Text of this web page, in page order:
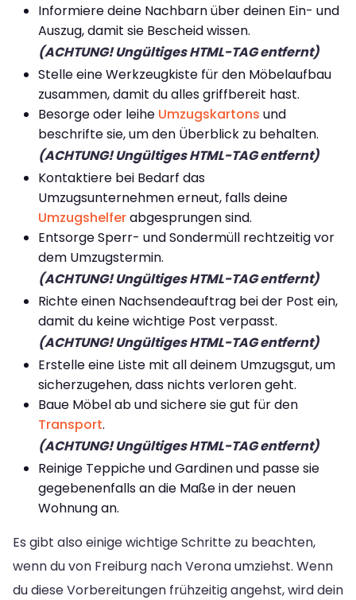
Informiere deine Nachbarn über deinen Ein- und
Auszug, damit sie Bescheid wissen.
(ACHTUNG! Ungültiges HTML-TAG entfernt)
Stelle eine Werkzeugkiste für den Möbelaufbau
zusammen, damit du alles griffbereit hast.
Besorge oder leihe Umzugskartons und
beschrifte sie, um den Überblick zu behalten.
(ACHTUNG! Ungültiges HTML-TAG entfernt)
Kontaktiere bei Bedarf das
Umzugsunternehmen erneut, falls deine
Umzugshelferabgesprungen sind.
Entsorge Sperr- und Sondermüll rechtzeitig vor
dem Umzugstermin.
(ACHTUNG! Ungültiges HTML-TAG entfernt)
Richte einen Nachsendeauftrag bei der Post ein,
damit du keine wichtige Post verpasst.
(ACHTUNG! Ungültiges HTML-TAG entfernt)
Erstelle eine Liste mit all deinem Umzugsgut, um
sicherzugehen, dass nichts verloren geht.
Baue Möbel ab und sichere sie gut für den
Transport.
(ACHTUNG! Ungültiges HTML-TAG entfernt)
Reinige Teppiche und Gardinen und passe sie
gegebenenfalls an die Maße in der neuen
Wohnung an.
Es gibt also einige wichtige Schritte zu beachten,
wenn du von Freiburg nach Verona umziehst. Wenn
du diese Vorbereitungen frühzeitig angehst, wird dein